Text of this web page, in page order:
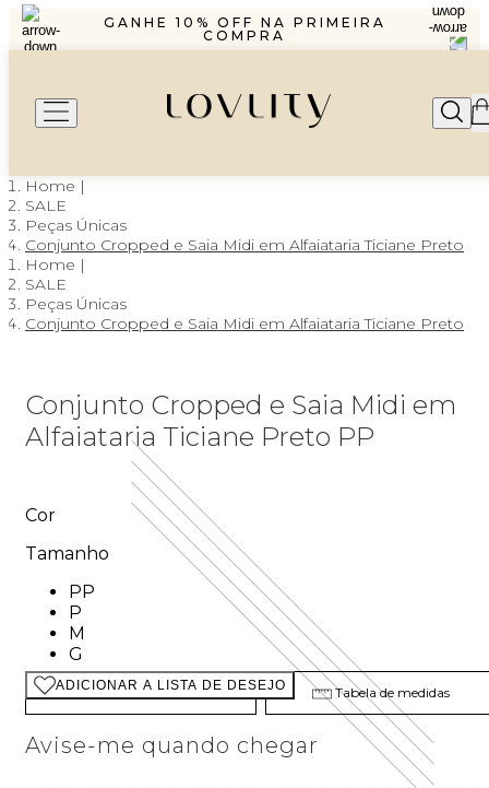
GANHE 10% OFF NA PRIMEIRA
COMPRA
PARCELAMENTO EM ATÉ 6X SEM
R$1299,99 ENVIO PAC
GANHE 10% OFF NA PRIMEIRA
SALE
Peças Únicas
Conjunto Cropped e Saia Midi em Alfaiataria Ticiane Preto
SALE
Peças Únicas
Conjunto Cropped e Saia Midi em Alfaiataria Ticiane Preto
Conjunto Cropped e Saia Midi em
Alfaiataria Ticiane Preto PP
Cor
Tamanho
Tamanho: PP
PP
Tamanho: P
P
Tamanho: M
M
Tamanho: G
G
Descubra seu tamanho Tabela de medidas
ADICIONAR A LISTA DE DESEJO
Avise-me quando chegar